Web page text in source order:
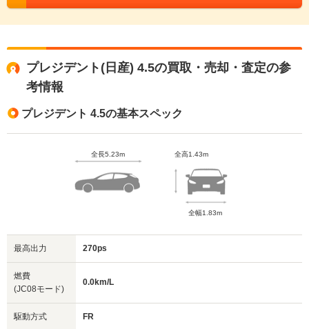
プレジデント(日産) 4.5の買取・売却・査定の参
考情報
プレジデント 4.5の基本スペック
全長5.23m 全高1.43m
全幅1.83m
最高出力 270ps
燃費
(JC08モード)
0.0km/L
駆動方式 FR